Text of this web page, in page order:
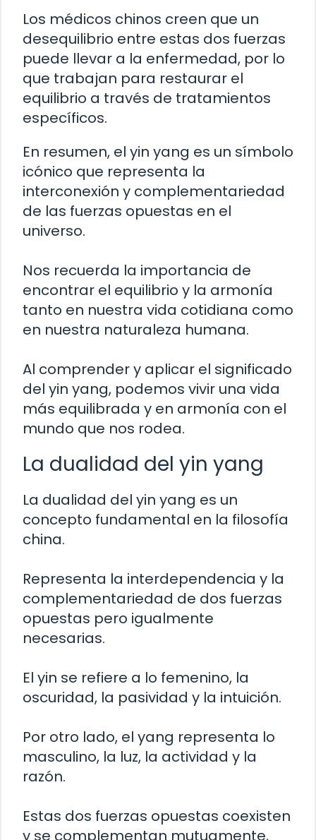
Los médicos chinos creen que un
desequilibrio entre estas dos fuerzas
puede llevar a la enfermedad, por lo
que trabajan para restaurar el
equilibrio a través de tratamientos
específicos.
En resumen, el yin yang es un símbolo
icónico que representa la
interconexión y complementariedad
de las fuerzas opuestas en el
universo.
Nos recuerda la importancia de
encontrar el equilibrio y la armonía
tanto en nuestra vida cotidiana como
en nuestra naturaleza humana.
Al comprender y aplicar el significado
del yin yang, podemos vivir una vida
más equilibrada y en armonía con el
mundo que nos rodea.
La dualidad del yin yang
La dualidad del yin yang es un
concepto fundamental en la filosofía
china.
Representa la interdependencia y la
complementariedad de dos fuerzas
opuestas pero igualmente
necesarias.
El yin se refiere a lo femenino, la
oscuridad, la pasividad y la intuición.
Por otro lado, el yang representa lo
masculino, la luz, la actividad y la
razón.
Estas dos fuerzas opuestas coexisten
y se complementan mutuamente,